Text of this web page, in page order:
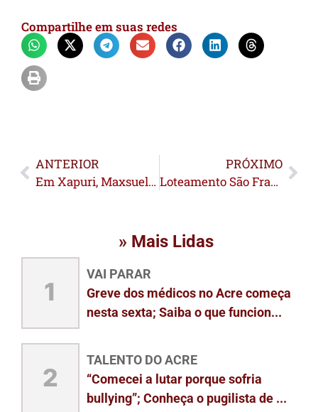
Compartilhe em suas redes
ANTERIOR
Em Xapuri, Maxsuel Maia dá ordem de serviço para construção da nova concha acústica do município
PRÓXIMO
Loteamento São Francisco recebe serviços de limpeza e recuperação de vias em Rio Branco
» Mais Lidas
1
VAI PARAR
Greve dos médicos no Acre começa
nesta sexta; Saiba o que funcion...
2
TALENTO DO ACRE
“Comecei a lutar porque sofria
bullying”; Conheça o pugilista de ...